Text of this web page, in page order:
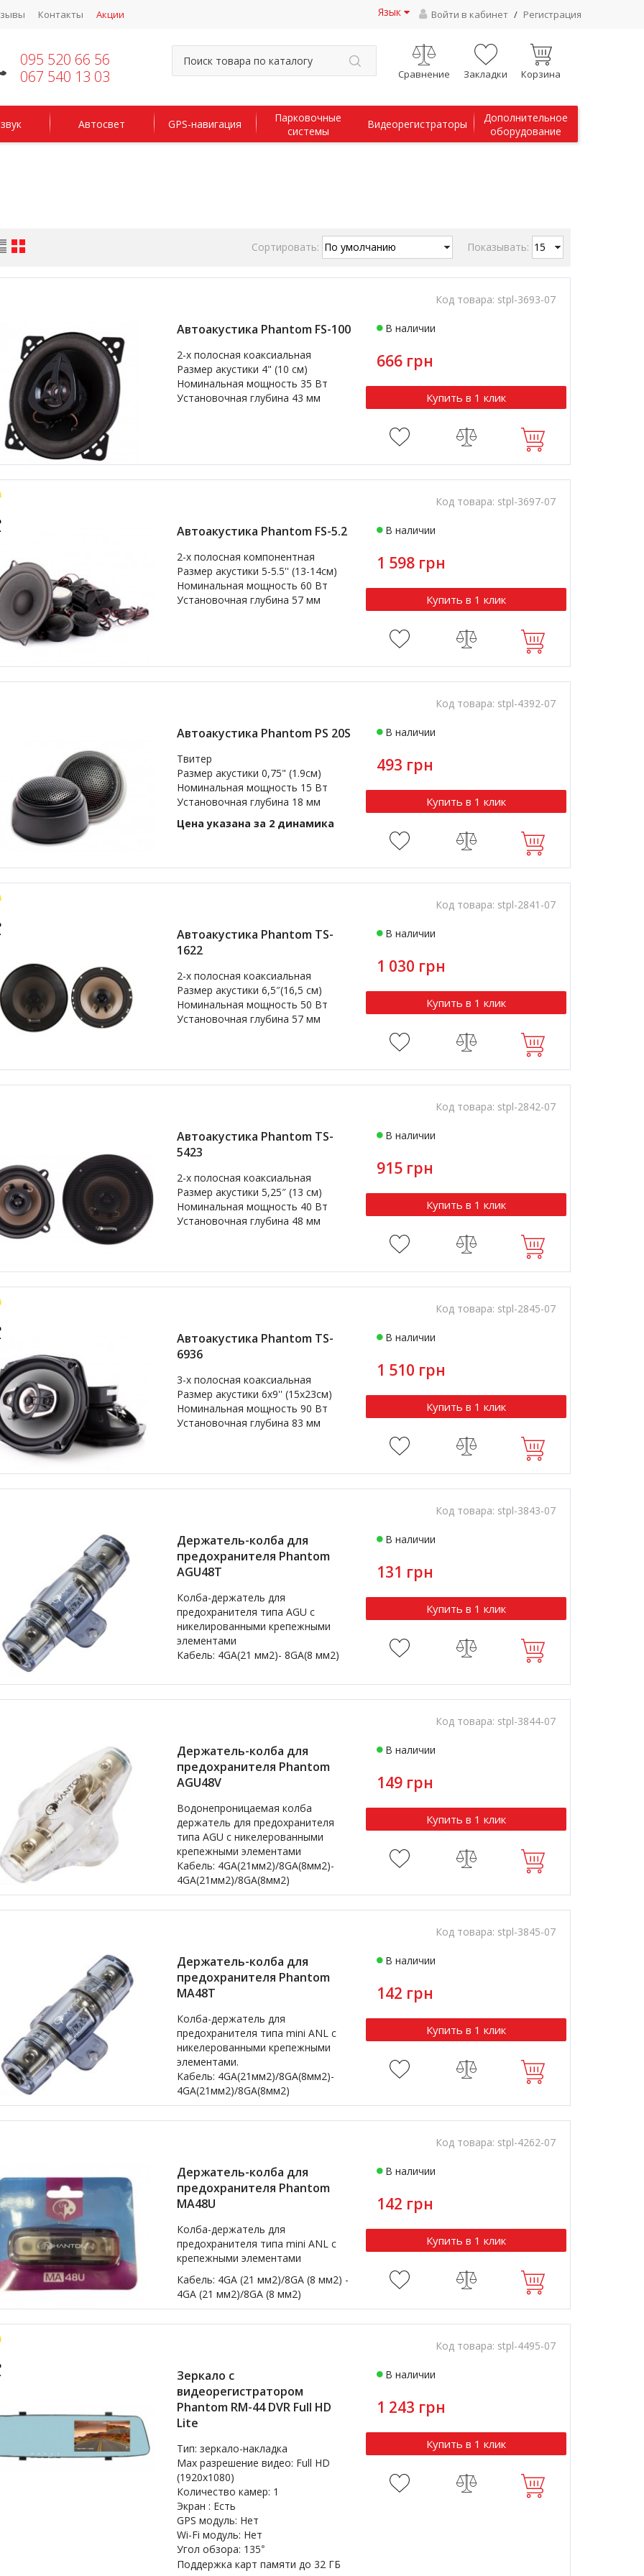
Контакты Акции Войти в кабинет / Регистрация
Язык
095 520 66 56
067 540 13 03
Сравнение Закладки Корзина
Автосвет GPS-навигация
Парковочные
системы
Видеорегистраторы
Дополнительное
оборудование
Показывать:
Сортировать:
Код товара: stpl-3693-07
Автоакустика Phantom FS-100
2-х полосная коаксиальная
Размер акустики 4" (10 см)
Номинальная мощность 35 Вт
Установочная глубина 43 мм
В наличии
666 грн
Купить в 1 клик
Код товара: stpl-3697-07
Автоакустика Phantom FS-5.2
2-х полосная компонентная
Размер акустики 5-5.5'' (13-14см)
Номинальная мощность 60 Вт
Установочная глубина 57 мм
В наличии
1 598 грн
Купить в 1 клик
Код товара: stpl-4392-07
Автоакустика Phantom PS 20S
Твитер
Размер акустики 0,75" (1.9см)
Номинальная мощность 15 Вт
Установочная глубина 18 мм
Цена указана за 2 динамика
В наличии
493 грн
Купить в 1 клик
Код товара: stpl-2841-07
Автоакустика Phantom TS-
1622
2-х полосная коаксиальная
Размер акустики 6,5″(16,5 см)
Номинальная мощность 50 Вт
Установочная глубина 57 мм
В наличии
1 030 грн
Купить в 1 клик
Код товара: stpl-2842-07
Автоакустика Phantom TS-
5423
2-х полосная коаксиальная
Размер акустики 5,25″ (13 см)
Номинальная мощность 40 Вт
Установочная глубина 48 мм
В наличии
915 грн
Купить в 1 клик
Код товара: stpl-2845-07
Автоакустика Phantom TS-
6936
3-х полосная коаксиальная
Размер акустики 6x9'' (15х23см)
Номинальная мощность 90 Вт
Установочная глубина 83 мм
В наличии
1 510 грн
Купить в 1 клик
Код товара: stpl-3843-07
Держатель-колба для
предохранителя Phantom
AGU48T
Колба-держатель для
предохранителя типа AGU с
никелированными крепежными
элементами
Кабель: 4GA(21 мм2)- 8GA(8 мм2)
В наличии
131 грн
Купить в 1 клик
Код товара: stpl-3844-07
Держатель-колба для
предохранителя Phantom
AGU48V
Водонепроницаемая колба
держатель для предохранителя
типа AGU с никелерованными
крепежными элементами
Кабель: 4GA(21мм2)/8GA(8мм2)-
4GA(21мм2)/8GA(8мм2)
В наличии
149 грн
Купить в 1 клик
Код товара: stpl-3845-07
Держатель-колба для
предохранителя Phantom
MA48T
Колба-держатель для
предохранителя типа mini ANL с
никелерованными крепежными
элементами.
Кабель: 4GA(21мм2)/8GA(8мм2)-
4GA(21мм2)/8GA(8мм2)
В наличии
142 грн
Купить в 1 клик
Код товара: stpl-4262-07
Держатель-колба для
предохранителя Phantom
MA48U
Колба-держатель для
предохранителя типа mini ANL с
крепежными элементами
Кабель: 4GA (21 мм2)/8GA (8 мм2) -
4GA (21 мм2)/8GA (8 мм2)
В наличии
142 грн
Купить в 1 клик
Код товара: stpl-4495-07
Зеркало с
видеорегистратором
Phantom RM-44 DVR Full HD
Lite
Тип: зеркало-накладка
Max разрешение видео: Full HD
(1920x1080)
Количество камер: 1
Экран : Есть
GPS модуль: Нет
Wi-Fi модуль: Нет
Угол обзора: 135°
Поддержка карт памяти до 32 ГБ
В наличии
1 243 грн
Купить в 1 клик